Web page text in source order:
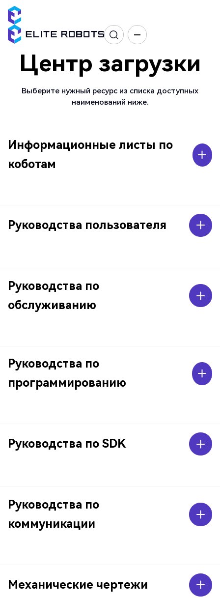
Центр загрузки
Выберите нужный ресурс из списка доступных
наименований ниже.
Информационные листы по
коботам
Руководства пользователя
Руководства по
обслуживанию
Руководства по
программированию
Руководства по SDK
Руководства по
коммуникации
Механические чертежи